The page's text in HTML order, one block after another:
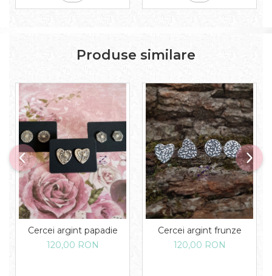
Produse similare
Cercei argint papadie
120,00 RON
Cercei argint frunze
120,00 RON